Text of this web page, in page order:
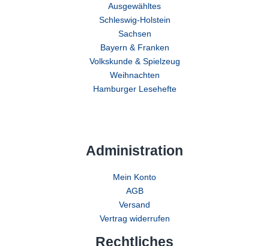
Ausgewähltes
Schleswig-Holstein
Sachsen
Bayern & Franken
Volkskunde & Spielzeug
Weihnachten
Hamburger Lesehefte
Administration
Mein Konto
AGB
Versand
Vertrag widerrufen
Rechtliches